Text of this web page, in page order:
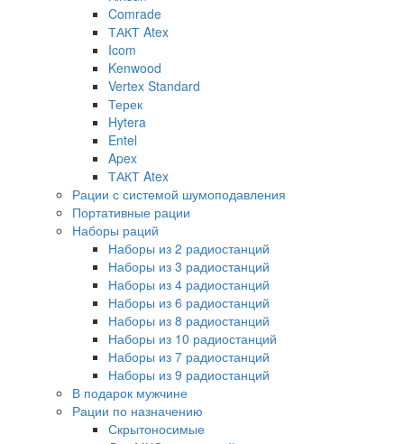
Comrade
ТАКТ Atex
Icom
Kenwood
Vertex Standard
Терек
Hytera
Entel
Apex
ТАКТ Atex
Рации с системой шумоподавления
Портативные рации
Наборы раций
Наборы из 2 радиостанций
Наборы из 3 радиостанций
Наборы из 4 радиостанций
Наборы из 6 радиостанций
Наборы из 8 радиостанций
Наборы из 10 радиостанций
Наборы из 7 радиостанций
Наборы из 9 радиостанций
В подарок мужчине
Рации по назначению
Скрытоносимые